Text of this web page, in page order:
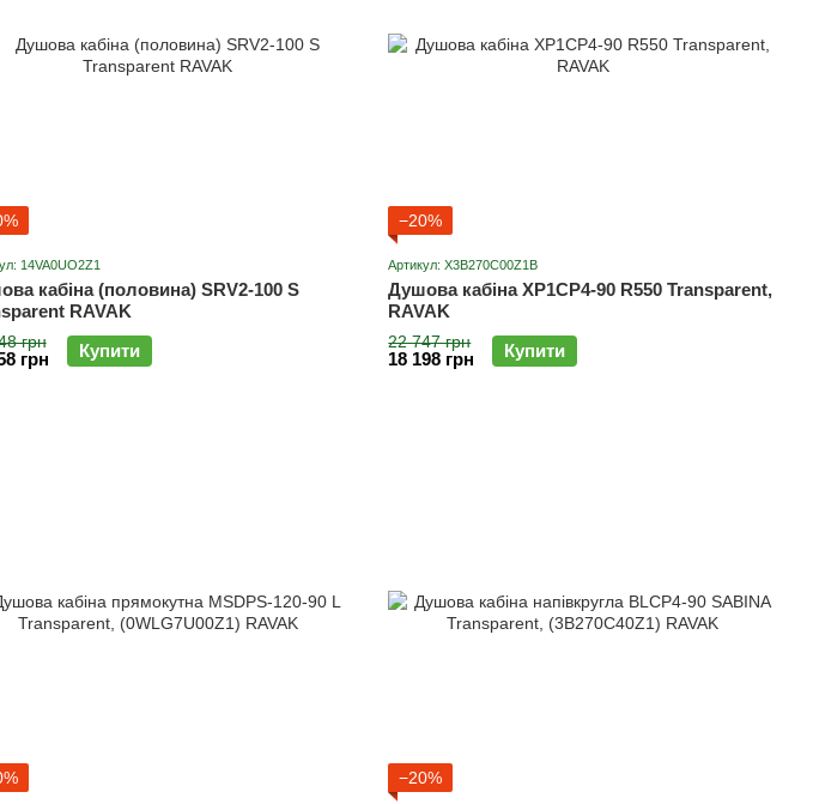
14VA0UO2Z1
кабіна (половина) SRV2-100 S
RAVAK
грн
грн Купити
−20%
Артикул: X3B270C00Z1B
Душова кабіна XP1CP4-90 R550 Transparent,
RAVAK
22 747 грн
18 198 грн Купити
−20%